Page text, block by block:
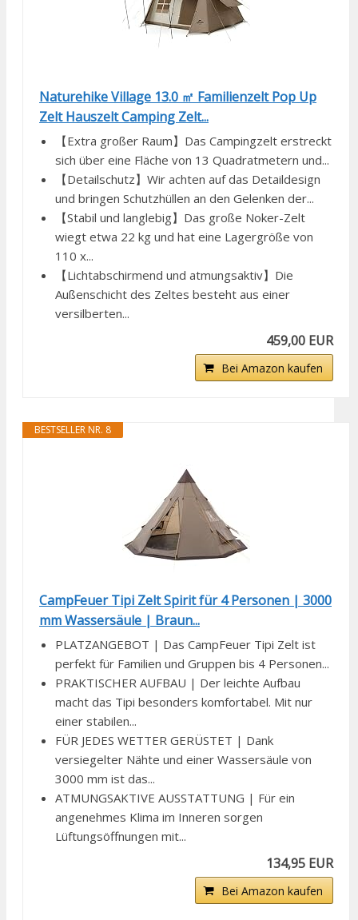
Naturehike Village 13.0 ㎡ Familienzelt Pop Up
Zelt Hauszelt Camping Zelt...
【Extra großer Raum】Das Campingzelt erstreckt
sich über eine Fläche von 13 Quadratmetern und...
【Detailschutz】Wir achten auf das Detaildesign
und bringen Schutzhüllen an den Gelenken der...
【Stabil und langlebig】Das große Noker-Zelt
wiegt etwa 22 kg und hat eine Lagergröße von
110 x...
【Lichtabschirmend und atmungsaktiv】Die
Außenschicht des Zeltes besteht aus einer
versilberten...
459,00 EUR
Bei Amazon kaufen
BESTSELLER NR. 8
CampFeuer Tipi Zelt Spirit für 4 Personen | 3000
mm Wassersäule | Braun...
PLATZANGEBOT | Das CampFeuer Tipi Zelt ist
perfekt für Familien und Gruppen bis 4 Personen...
PRAKTISCHER AUFBAU | Der leichte Aufbau
macht das Tipi besonders komfortabel. Mit nur
einer stabilen...
FÜR JEDES WETTER GERÜSTET | Dank
versiegelter Nähte und einer Wassersäule von
3000 mm ist das...
ATMUNGSAKTIVE AUSSTATTUNG | Für ein
angenehmes Klima im Inneren sorgen
Lüftungsöffnungen mit...
134,95 EUR
Bei Amazon kaufen